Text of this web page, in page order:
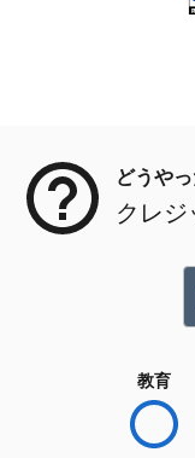
どうや
クレ
教育